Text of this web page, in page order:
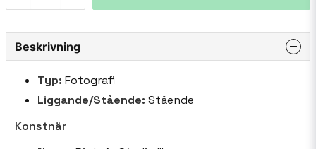
Beskrivning
Typ: Fotografi
Liggande/Stående: Stående
Konstnär